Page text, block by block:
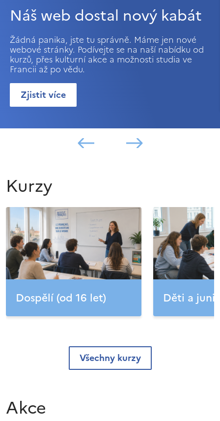
Náš web dostal nový kabát
Žádná panika, jste tu správně. Máme jen nové
webové stránky. Podívejte se na naší nabídku od
kurzů, přes kulturní akce a možnosti studia ve
Francii až po vědu.
Zjistit více
Kurzy
Dospělí (od 16 let) Děti a
Všechny kurzy
Akce